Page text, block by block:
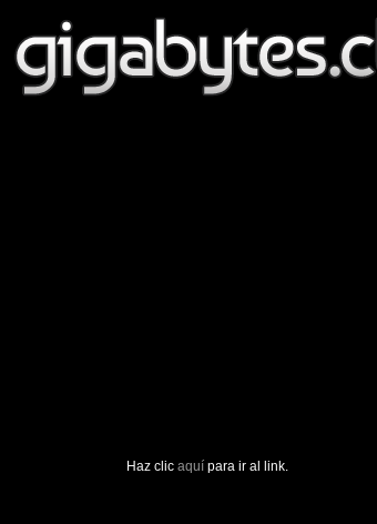
Haz clic aquí para ir al link.